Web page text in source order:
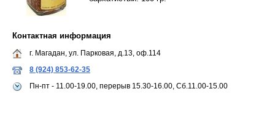
Контактная информация
г. Магадан, ул. Парковая, д.13, оф.114
8 (924) 853-62-35
Пн-пт - 11.00-19.00, перерыв 15.30-16.00, Сб.11.00-15.00